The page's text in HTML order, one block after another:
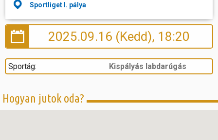
Sportliget I. pálya
2025.09.16 (Kedd), 18:20
Sportág: Kispályás labdarúgás
Hogyan jutok oda?